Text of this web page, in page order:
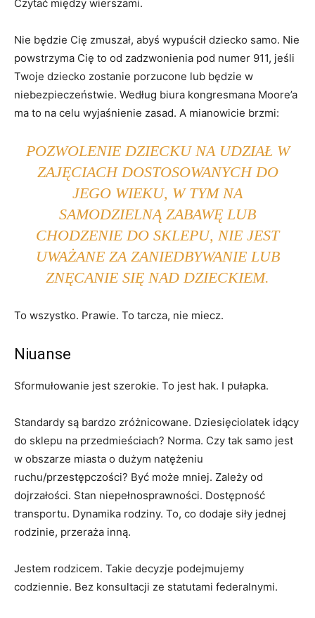
Czytać między wierszami.
Nie będzie Cię zmuszał, abyś wypuścił dziecko samo. Nie
powstrzyma Cię to od zadzwonienia pod numer 911, jeśli
Twoje dziecko zostanie porzucone lub będzie w
niebezpieczeństwie. Według biura kongresmana Moore’a
ma to na celu wyjaśnienie zasad. A mianowicie brzmi:
POZWOLENIE DZIECKU NA UDZIAŁ W
ZAJĘCIACH DOSTOSOWANYCH DO
JEGO WIEKU, W TYM NA
SAMODZIELNĄ ZABAWĘ LUB
CHODZENIE DO SKLEPU, NIE JEST
UWAŻANE ZA ZANIEDBYWANIE LUB
ZNĘCANIE SIĘ NAD DZIECKIEM.
To wszystko. Prawie. To tarcza, nie miecz.
Niuanse
Sformułowanie jest szerokie. To jest hak. I pułapka.
Standardy są bardzo zróżnicowane. Dziesięciolatek idący
do sklepu na przedmieściach? Norma. Czy tak samo jest
w obszarze miasta o dużym natężeniu
ruchu/przestępczości? Być może mniej. Zależy od
dojrzałości. Stan niepełnosprawności. Dostępność
transportu. Dynamika rodziny. To, co dodaje siły jednej
rodzinie, przeraża inną.
Jestem rodzicem. Takie decyzje podejmujemy
codziennie. Bez konsultacji ze statutami federalnymi.